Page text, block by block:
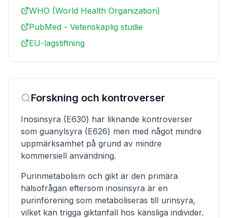
WHO (World Health Organization)
PubMed - Vetenskaplig studie
EU-lagstiftning
Forskning och kontroverser
Inosinsyra (E630) har liknande kontroverser
som guanylsyra (E626) men med något mindre
uppmärksamhet på grund av mindre
kommersiell användning.
Purinmetabolism och gikt är den primära
hälsofrågan eftersom inosinsyra är en
purinförening som metaboliseras till urinsyra,
vilket kan trigga giktanfall hos känsliga individer.